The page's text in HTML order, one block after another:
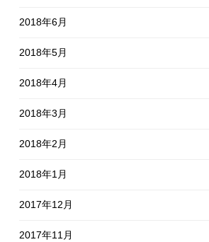
2018年6月
2018年5月
2018年4月
2018年3月
2018年2月
2018年1月
2017年12月
2017年11月